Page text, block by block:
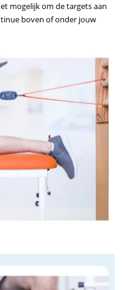
mogelijk om de targets aan
boven of onder jouw